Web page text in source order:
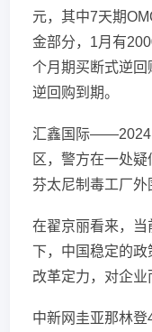
元，其中7天期
金部分，1月有
个月期买断式逆
逆回购到期。
汇鑫国际——2024
区，警方在一处
芬太尼制毒工厂外
在翟京丽看来，
下，中国稳定的
改革定力，对企业
中新网圭亚那林